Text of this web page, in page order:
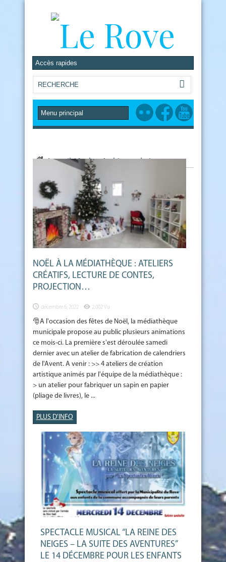
Accueil/Author Archives: admin
NOËL À LA MÉDIATHÈQUE : ATELIERS
CRÉATIFS, LECTURE DE CONTES,
PROJECTION…
décembre 6, 2022 2,002 Vu
🎅A l'occasion des fêtes de Noël, la médiathèque
municipale propose au public plusieurs animations
ce mois-ci. La première s'est déroulée samedi
dernier avec un atelier de fabrication de calendriers
de l'Avent. A venir : >> 4 ateliers de création
artistique animés par l'équipe de la médiathèque :
> un atelier pour fabriquer un sapin en papier
(pliage de livres), le ...
PLUS D'INFO
SPECTACLE MUSICAL “LA REINE DES
NEIGES – LA SUITE DES AVENTURES”
LE 14 DÉCEMBRE POUR LES ENFANTS